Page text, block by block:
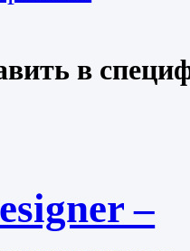
–
в